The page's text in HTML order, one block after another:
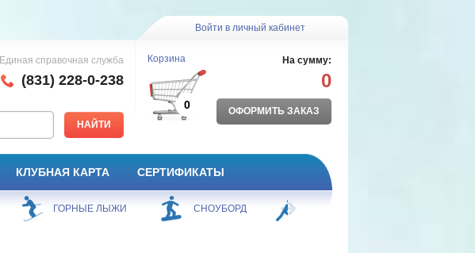
Войти в личный кабинет
Единая справочная служба
(831) 228-0-238
Корзина
0
На сумму:
0
ОФОРМИТЬ ЗАКАЗ
КЛУБНАЯ КАРТА СЕРТИФИКАТЫ
ГОРНЫЕ ЛЫЖИ СНОУБОРД